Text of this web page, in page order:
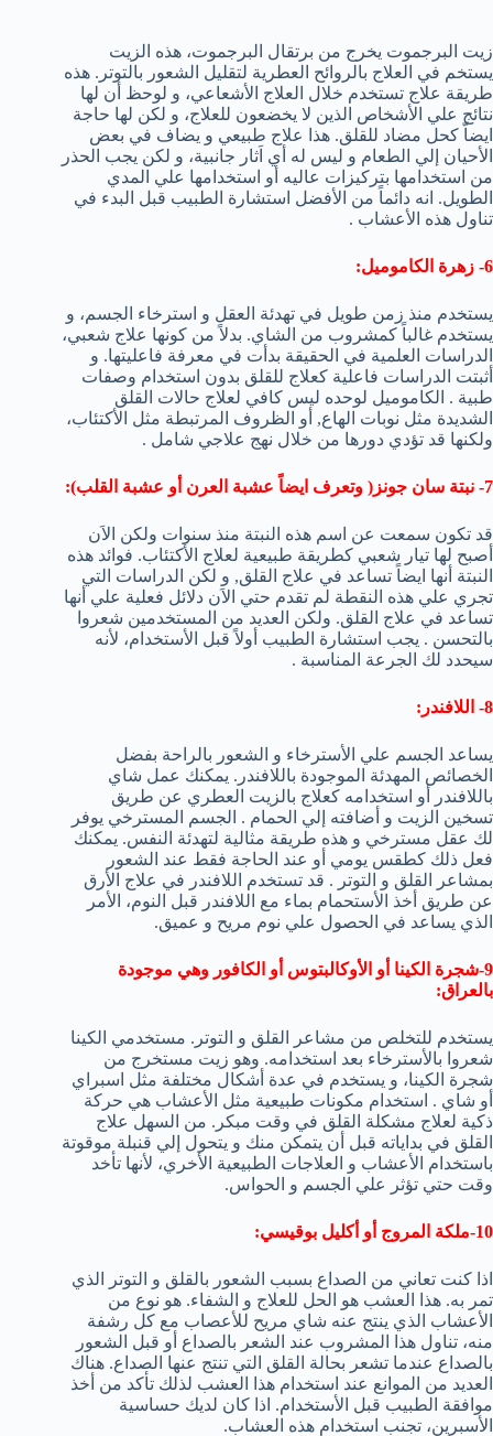
زيت البرجموت يخرج من برتقال البرجموت، هذه الزيت
يستخم في العلاج بالروائح العطرية لتقليل الشعور بالتوتر. هذه
طريقة علاج تستخدم خلال العلاج الأشعاعي، و لوحظ أن لها
نتائج علي الأشخاص الذين لا يخضعون للعلاج، و لكن لها حاجة
ايضاّ كحل مضاد للقلق. هذا علاج طبيعي و يضاف في بعض
الأحيان إلي الطعام و ليس له أي اَثار جانبية، و لكن يجب الحذر
من استخدامها بتركيزات عاليه أو استخدامها علي المدي
الطويل. انه دائماً من الأفضل استشارة الطبيب قبل البدء في
تناول هذه الأعشاب .
6- زهرة الكاموميل:
يستخدم منذ زمن طويل في تهدئة العقل و استرخاء الجسم، و
يستخدم غالباً كمشروب من الشاي. بدلاً من كونها علاج شعبي،
الدراسات العلمية في الحقيقة بدأت في معرفة فاعليتها. و
أثبتت الدراسات فاعلية كعلاج للقلق بدون استخدام وصفات
طبية . الكاموميل لوحده ليس كافي لعلاج حالات القلق
الشديدة مثل نوبات الهاع, أو الظروف المرتبطة مثل الأكتئاب،
ولكنها قد تؤدي دورها من خلال نهج علاجي شامل .
7- نبتة سان جونز( وتعرف ايضاً عشبة العرن أو عشبة القلب):
قد تكون سمعت عن اسم هذه النبتة منذ سنوات ولكن الاَن
أصبح لها تيار شعبي كطريقة طبيعية لعلاج الأكتئاب. فوائد هذه
النبتة أنها ايضاً تساعد في علاج القلق, و لكن الدراسات التي
تجري علي هذه النقطة لم تقدم حتي الاَن دلائل فعلية علي أنها
تساعد في علاج القلق. ولكن العديد من المستخدمين شعروا
بالتحسن . يجب استشارة الطبيب أولاً قبل الأستخدام، لأنه
سيحدد لك الجرعة المناسبة .
8- اللافندر:
يساعد الجسم علي الأسترخاء و الشعور بالراحة بفضل
الخصائص المهدئة الموجودة باللافندر. يمكنك عمل شاي
باللافندر أو استخدامه كعلاج بالزيت العطري عن طريق
تسخين الزيت و أضافته إلي الحمام . الجسم المسترخي يوفر
لك عقل مسترخي و هذه طريقة مثالية لتهدئة النفس. يمكنك
فعل ذلك كطقس يومي أو عند الحاجة فقط عند الشعور
بمشاعر القلق و التوتر . قد تستخدم اللافندر في علاج الأرق
عن طريق أخذ الأستحمام بماء مع اللافندر قبل النوم، الأمر
الذي يساعد في الحصول علي نوم مريح و عميق.
9-شجرة الكينا أو الأوكالبتوس أو الكافور وهي موجودة
بالعراق:
يستخدم للتخلص من مشاعر القلق و التوتر. مستخدمي الكينا
شعروا بالأسترخاء بعد استخدامه. وهو زيت مستخرج من
شجرة الكينا، و يستخدم في عدة أشكال مختلفة مثل اسبراي
أو شاي . استخدام مكونات طبيعية مثل الأعشاب هي حركة
ذكية لعلاج مشكلة القلق في وقت مبكر. من السهل علاج
القلق في بداياته قبل أن يتمكن منك و يتحول إلي قنبلة موقوتة
باستخدام الأعشاب و العلاجات الطبيعية الأخري، لأنها تأخد
وقت حتي تؤثر علي الجسم و الحواس.
10-ملكة المروج أو أكليل بوقيسي:
اذا كنت تعاني من الصداع بسبب الشعور بالقلق و التوتر الذي
تمر به. هذا العشب هو الحل للعلاج و الشفاء. هو نوع من
الأعشاب الذي ينتج عنه شاي مريح للأعصاب مع كل رشفة
منه، تناول هذا المشروب عند الشعر بالصداع أو قبل الشعور
بالصداع عندما تشعر بحالة القلق التي تنتج عنها الصداع. هناك
العديد من الموانع عند استخدام هذا العشب لذلك تأكد من أخذ
موافقة الطبيب قبل الأستخدام. اذا كان لديك حساسية
الأسبرين، تجنب استخدام هذه العشاب.